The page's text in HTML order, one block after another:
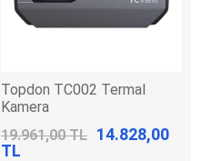
Topdon TC002 Termal
Kamera
19.961,00 TL 14.828,00
TL